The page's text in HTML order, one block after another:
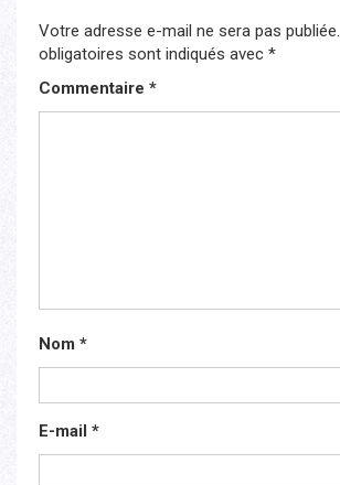
Votre adresse e-mail ne sera pas publiée.
obligatoires sont indiqués avec *
Commentaire *
Nom *
E-mail *